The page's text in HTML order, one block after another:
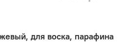
для воска, парафина